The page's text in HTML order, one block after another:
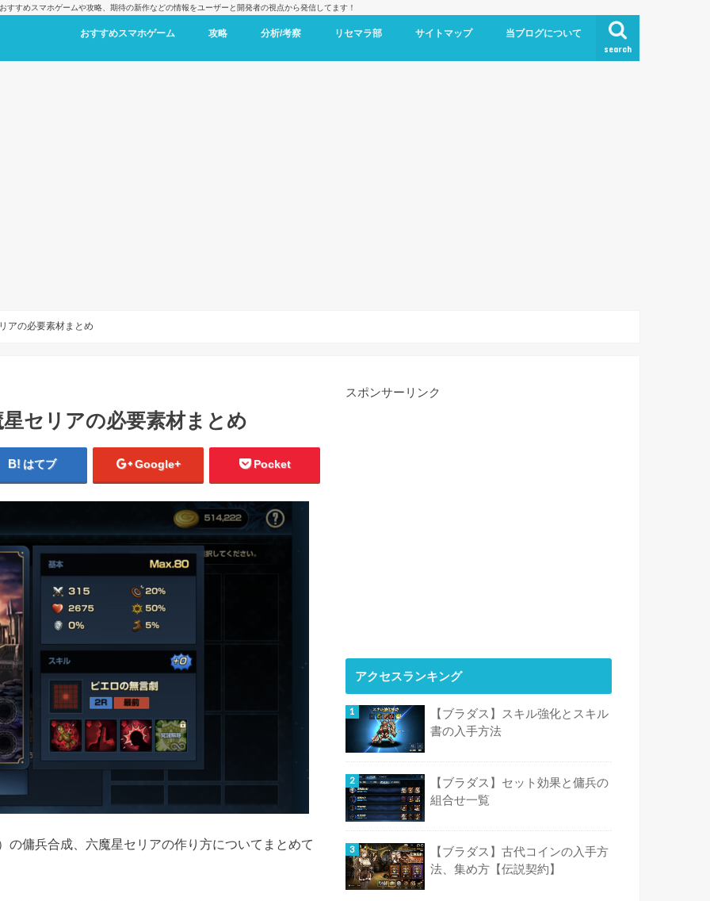
おすすめスマホゲームや攻略、期待の新作などの情報をユーザーと開発者の視点から発信してます！
search
おすすめスマホゲーム 攻略 分析/考察 リセマラ部 サイトマップ 当ブログについて
お問い合わせ
アの必要素材まとめ
セリアの必要素材まとめ
はてブ Google+ Pocket
の傭兵合成、六魔星セリアの作り方についてまとめて
スポンサーリンク
アクセスランキング
【ブラダス】スキル強化とスキル
書の入手方法
【ブラダス】セット効果と傭兵の
組合せ一覧
【ブラダス】古代コインの入手方
法、集め方【伝説契約】